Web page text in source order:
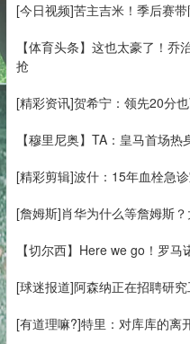
[今日视频]苦主吉米！季后赛
【体育头条】这也太豪了！
抢
[精彩资讯]贺希宁：领先20分
【穆里尼奥】TA：皇马首场
[精彩剪辑]波什：15年血栓急
[詹姆斯]肖华为什么等詹姆斯
【切尔西】Here we go！罗
[球迷报道]阿森纳正在招聘研
[有道理嘛?]特里：对库库的离